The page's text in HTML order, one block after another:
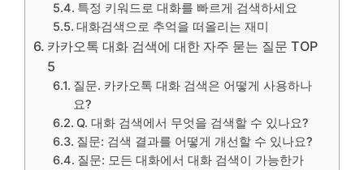
특정 키워드로 대화를 빠르게 검색하세요
대화검색으로 추억을 떠올리는 재미
카카오톡 대화 검색에 대한 자주 묻는 질문 TOP
5
질문. 카카오톡 대화 검색은 어떻게 사용하나
요?
Q. 대화 검색에서 무엇을 검색할 수 있나요?
질문: 검색 결과를 어떻게 개선할 수 있나요?
질문: 모든 대화에서 대화 검색이 가능한가